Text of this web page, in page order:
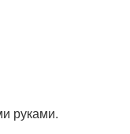
руками.